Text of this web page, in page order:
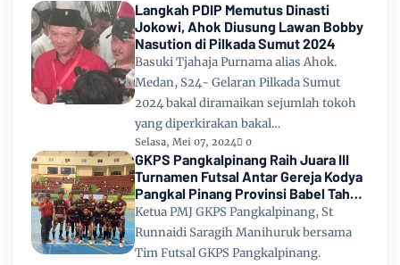
Langkah PDIP Memutus Dinasti
Jokowi, Ahok Diusung Lawan Bobby
Nasution di Pilkada Sumut 2024
Basuki Tjahaja Purnama alias Ahok.
Medan, S24- Gelaran Pilkada Sumut
2024 bakal diramaikan sejumlah tokoh
yang diperkirakan bakal…
Selasa, Mei 07, 2024 0
GKPS Pangkalpinang Raih Juara III
Turnamen Futsal Antar Gereja Kodya
Pangkal Pinang Provinsi Babel Tahun
2024
Ketua PMJ GKPS Pangkalpinang, St
Runnaidi Saragih Manihuruk bersama
Tim Futsal GKPS Pangkalpinang.